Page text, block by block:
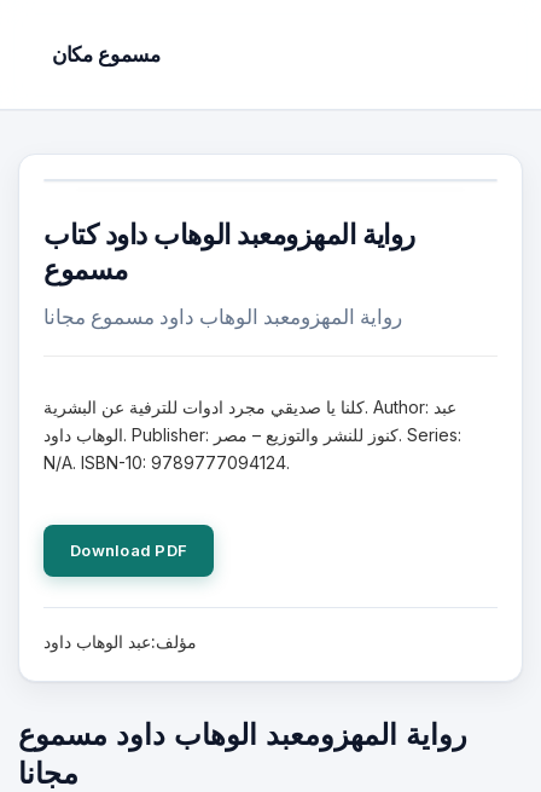
مسموع مكان
رواية المهزومعبد الوهاب داود كتاب
مسموع
رواية المهزومعبد الوهاب داود مسموع مجانا
كلنا يا صديقي مجرد ادوات للترفية عن البشرية. Author: عبد
الوهاب داود. Publisher: كنوز للنشر والتوزيع – مصر. Series:
N/A. ISBN-10: 9789777094124.
Download PDF
مؤلف:عبد الوهاب داود
رواية المهزومعبد الوهاب داود مسموع
مجانا